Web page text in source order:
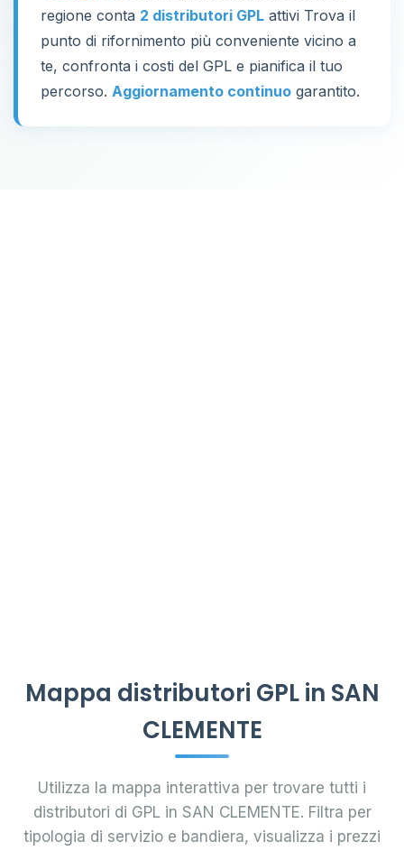
regione conta 2 distributori GPL attivi Trova il
punto di rifornimento più conveniente vicino a
te, confronta i costi del GPL e pianifica il tuo
percorso. Aggiornamento continuo garantito.
Mappa distributori GPL in SAN
CLEMENTE
Utilizza la mappa interattiva per trovare tutti i
distributori di GPL in SAN CLEMENTE. Filtra per
tipologia di servizio e bandiera, visualizza i prezzi